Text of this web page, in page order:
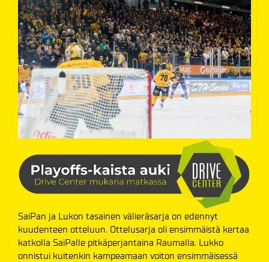
SaiPan ja Lukon tasainen välieräsarja on edennyt
kuudenteen otteluun. Ottelusarja oli ensimmäistä kertaa
katkolla SaiPalle pitkäperjantaina Raumalla. Lukko
onnistui kuitenkin kampeamaan voiton ensimmäisessä